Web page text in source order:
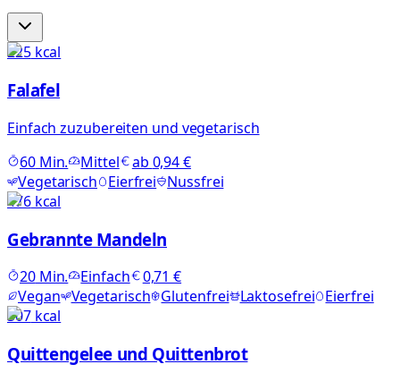
225kcal
Falafel
Einfach zuzubereiten und vegetarisch
60Min. Mittel ab 0,94 €
Vegetarisch
Eierfrei
Nussfrei
476kcal
Gebrannte Mandeln
20Min. Einfach
0,71 €
Vegan Vegetarisch Glutenfrei Laktosefrei Eierfrei
307kcal
Quittengelee und Quittenbrot